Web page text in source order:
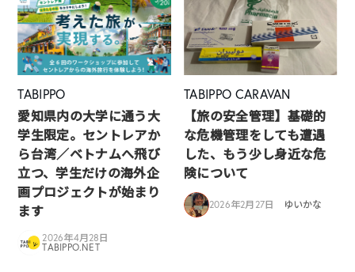
TABIPPO
愛知県内の大学に通う大
学生限定。セントレアか
ら台湾／ベトナムへ飛び
立つ、学生だけの海外企
画プロジェクトが始まり
ます
2026年4月28日
TABIPPO.NET
TABIPPO CARAVAN
【旅の安全管理】基礎的
な危機管理をしても遭遇
した、もう少し身近な危
険について
2026年2月27日 ゆいかな